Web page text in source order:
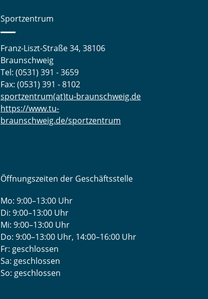
Sportzentrum
Franz-Liszt-Straße 34, 38106
Braunschweig
Tel: (0531) 391 - 3659
Fax: (0531) 391 - 8102
sportzentrum(at)tu-braunschweig.de
https://www.tu-
braunschweig.de/sportzentrum
Öffnungszeiten der Geschäftsstelle
Mo: 9:00–13:00 Uhr
Di: 9:00–13:00 Uhr
Mi: 9:00–13:00 Uhr
Do: 9:00­–13:00 Uhr, 14:00­–16:00 Uhr
Fr: geschlossen
Sa: geschlossen
So: geschlossen